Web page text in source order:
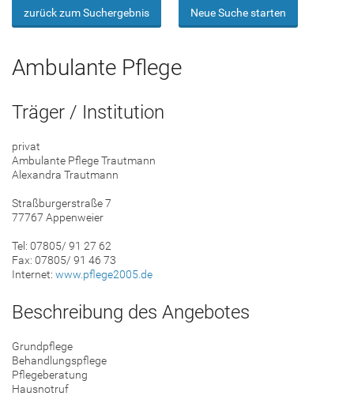
zurück zum Suchergebnis Neue Suche starten
Ambulante Pflege
Träger / Institution
privat
Ambulante Pflege Trautmann
Alexandra Trautmann
Straßburgerstraße 7
77767 Appenweier
Tel: 07805/ 91 27 62
Fax: 07805/ 91 46 73
Internet: www.pflege2005.de
Beschreibung des Angebotes
Grundpflege
Behandlungspflege
Pflegeberatung
Hausnotruf